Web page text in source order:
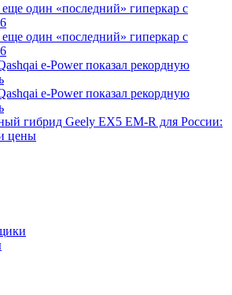
один «последний» гиперкар с
один «последний» гиперкар с
e-Power показал рекордную
e-Power показал рекордную
гибрид Geely EX5 EM-R для России:
цены